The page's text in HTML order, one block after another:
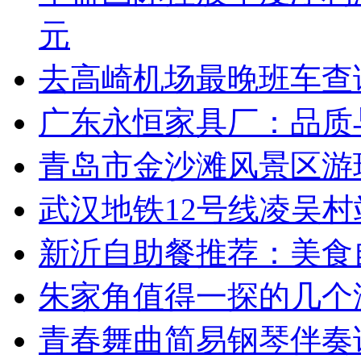
元
去高崎机场最晚班车
广东永恒家具厂：品
青岛市金沙滩风景区
武汉地铁12号线凌吴
新沂自助餐推荐：美
朱家角值得一探的几
青春舞曲简易钢琴伴